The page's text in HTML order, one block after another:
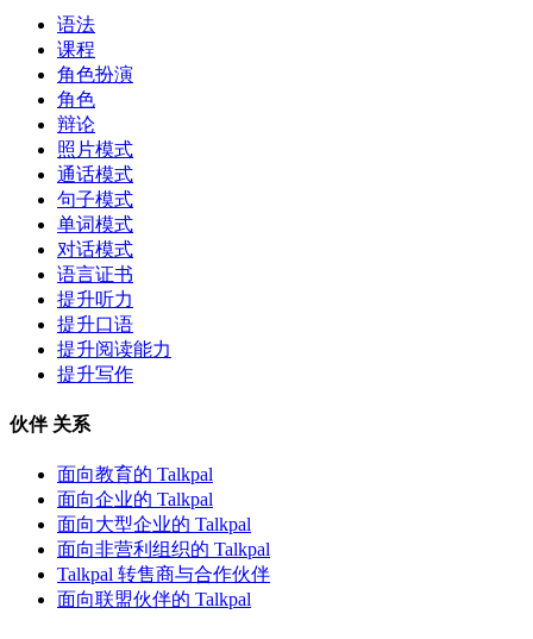
语法
课程
角色扮演
角色
辩论
照片模式
通话模式
句子模式
单词模式
对话模式
语言证书
提升听力
提升口语
提升阅读能力
提升写作
伙伴 关系
面向教育的 Talkpal
面向企业的 Talkpal
面向大型企业的 Talkpal
面向非营利组织的 Talkpal
Talkpal 转售商与合作伙伴
面向联盟伙伴的 Talkpal